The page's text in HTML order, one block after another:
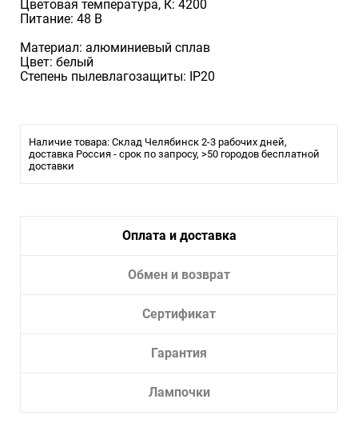
Цветовая температура, К: 4200
Питание: 48 В
Материал: алюминиевый сплав
Цвет: белый
Степень пылевлагозащиты: IP20
Наличие товара: Склад Челябинск 2-3 рабочих дней,
доставка Россия - срок по запросу, >50 городов бесплатной
доставки
Оплата и доставка
Обмен и возврат
Сертификат
Гарантия
Лампочки